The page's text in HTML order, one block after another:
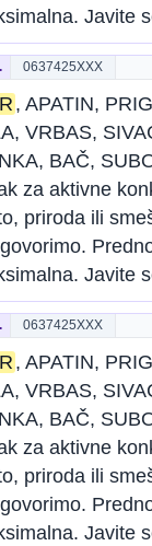
Javite
0637425XXX
, APATIN,
VRBAS,
BAČ,
za aktivne
priroda ili
Javite
0637425XXX
, APATIN,
VRBAS,
BAČ,
za aktivne
priroda ili
Javite